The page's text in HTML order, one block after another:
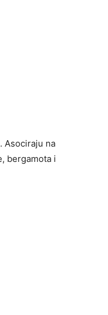
Asociraju na
bergamota i